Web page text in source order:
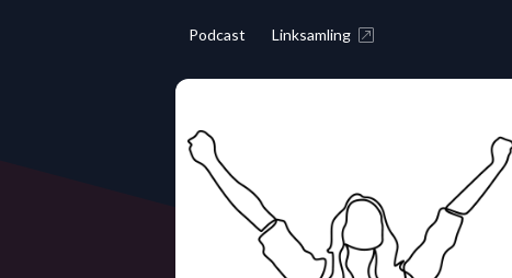
Podcast Linksamling